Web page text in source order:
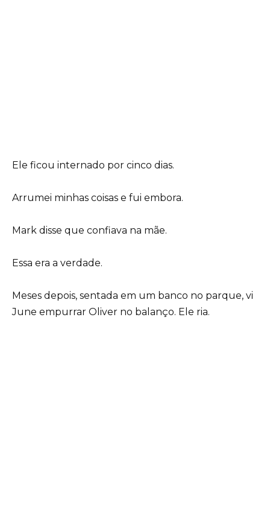
Ele ficou internado por cinco dias.
Arrumei minhas coisas e fui embora.
Mark disse que confiava na mãe.
Essa era a verdade.
Meses depois, sentada em um banco no parque, vi
June empurrar Oliver no balanço. Ele ria.